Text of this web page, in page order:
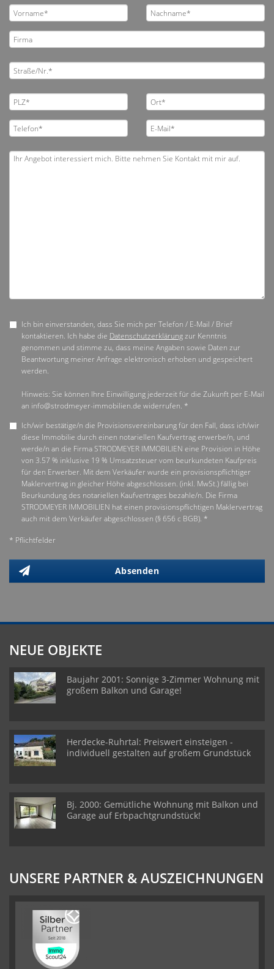
Ich bin einverstanden, dass Sie mich per Telefon / E-Mail / Brief
kontaktieren. Ich habe die Datenschutzerklärungzur Kenntnis
genommen und stimme zu, dass meine Angaben sowie Daten zur
Beantwortung meiner Anfrage elektronisch erhoben und gespeichert
werden.
Hinweis: Sie können Ihre Einwilligung jederzeit für die Zukunft per E-Mail
an info@strodmeyer-immobilien.de widerrufen. *
Ich/wir bestätige/n die Provisionsvereinbarung für den Fall, dass ich/wir
diese Immobilie durch einen notariellen Kaufvertrag erwerbe/n, und
werde/n an die Firma STRODMEYER IMMOBILIEN eine Provision in Höhe
von 3.57 % inklusive 19 % Umsatzsteuer vom beurkundeten Kaufpreis
für den Erwerber. Mit dem Verkäufer wurde ein provisionspflichtiger
Maklervertrag in gleicher Höhe abgeschlossen. (inkl. MwSt.) fällig bei
Beurkundung des notariellen Kaufvertrages bezahle/n. Die Firma
STRODMEYER IMMOBILIEN hat einen provisionspflichtigen Maklervertrag
auch mit dem Verkäufer abgeschlossen (§ 656 c BGB). *
* Pflichtfelder
Absenden
NEUE OBJEKTE
Baujahr 2001: Sonnige 3-Zimmer Wohnung mit
großem Balkon und Garage!
Herdecke-Ruhrtal: Preiswert einsteigen -
individuell gestalten auf großem Grundstück
Bj. 2000: Gemütliche Wohnung mit Balkon und
Garage auf Erbpachtgrundstück!
UNSERE PARTNER & AUSZEICHNUNGEN